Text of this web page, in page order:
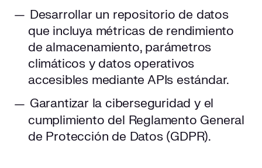
Desarrollar un repositorio de datos
que incluya métricas de rendimiento
de almacenamiento, parámetros
climáticos y datos operativos
accesibles mediante APIs estándar.
Garantizar la ciberseguridad y el
cumplimiento del Reglamento General
de Protección de Datos (GDPR).